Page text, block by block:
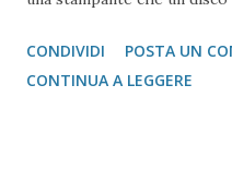
( clicca qui per scaricare il
passo nell'installare le
CONDIVIDI
POSTA UN
CONTINUA A LEGGERE